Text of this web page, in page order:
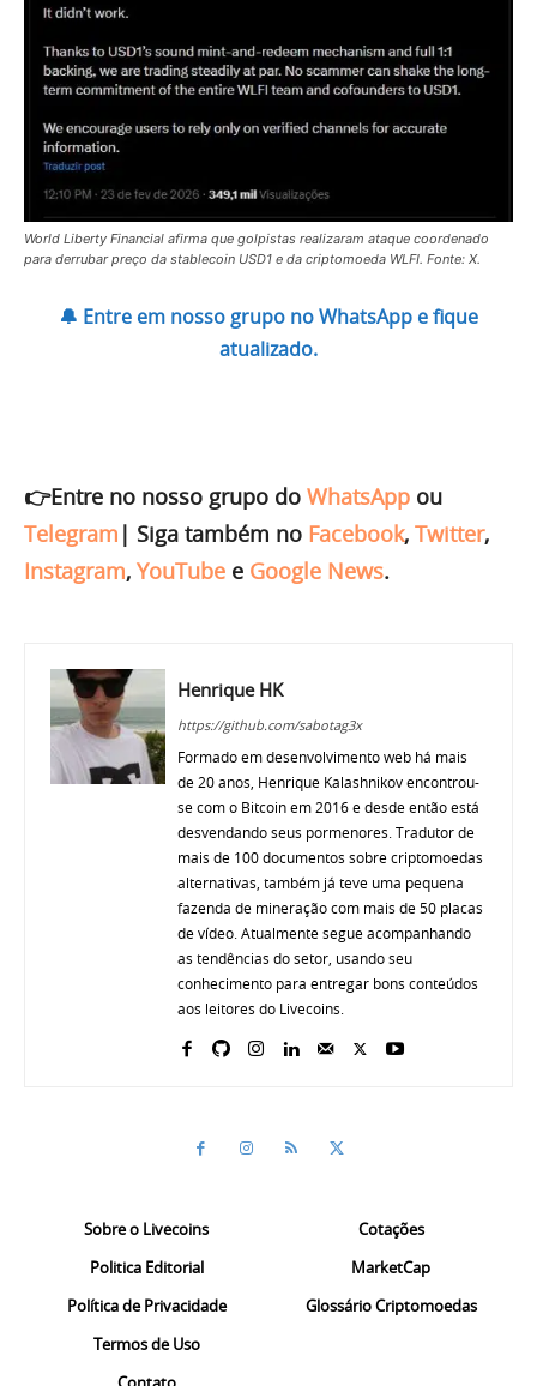
World Liberty Financial afirma que golpistas realizaram ataque coordenado
para derrubar preço da stablecoin USD1 e da criptomoeda WLFI. Fonte: X.
🔔 Entre em nosso grupo no WhatsApp e fique
atualizado.
👉Entre no nosso grupo do WhatsApp ou
Telegram | Siga também no Facebook, Twitter,
Instagram, YouTube e Google News.
Henrique HK
https://github.com/sabotag3x
Formado em desenvolvimento web há mais
de 20 anos, Henrique Kalashnikov encontrou-
se com o Bitcoin em 2016 e desde então está
desvendando seus pormenores. Tradutor de
mais de 100 documentos sobre criptomoedas
alternativas, também já teve uma pequena
fazenda de mineração com mais de 50 placas
de vídeo. Atualmente segue acompanhando
as tendências do setor, usando seu
conhecimento para entregar bons conteúdos
aos leitores do Livecoins.
Sobre o Livecoins
Politica Editorial
Política de Privacidade
Termos de Uso
Cotações
MarketCap
Glossário Criptomoedas